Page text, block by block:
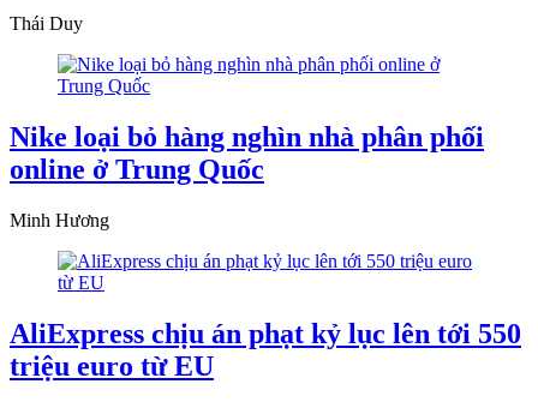
Thái Duy
Nike loại bỏ hàng nghìn nhà phân phối
online ở Trung Quốc
Minh Hương
AliExpress chịu án phạt kỷ lục lên tới 550
triệu euro từ EU